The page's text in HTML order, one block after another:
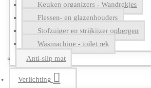
Keuken organizers - Wandrekjes
Flessen- en glazenhouders
Stofzuiger en strijkijzer opbergen
Wasmachine - toilet rek
Anti-slip mat
Verlichting